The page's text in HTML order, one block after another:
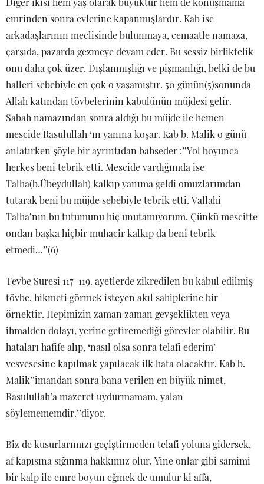
emrinden sonra evlerine kapanmışlardır. Kab ise
arkadaşlarının meclisinde bulunmaya, cemaatle namaza,
çarşıda, pazarda gezmeye devam eder. Bu sessiz birliktelik
onu daha çok üzer. Dışlanmışlığı ve pişmanlığı, belki de bu
halleri sebebiyle en çok o yaşamıştır. 50 günün(5)sonunda
Allah katından tövbelerinin kabulünün müjdesi gelir.
Sabah namazından sonra aldığı bu müjde ile hemen
mescide Rasulullah ‘ın yanına koşar. Kab b. Malik o günü
anlatırken şöyle bir ayrıntıdan bahseder :’’Yol boyunca
herkes beni tebrik etti. Mescide vardığımda ise
Talha(b.Übeydullah) kalkıp yanıma geldi omuzlarımdan
tutarak beni bu müjde sebebiyle tebrik etti. Vallahi
Talha’nın bu tutumunu hiç unutamıyorum. Çünkü mescitte
ondan başka hiçbir muhacir kalkıp da beni tebrik
etmedi…’’(6)
Tevbe Suresi 117-119. ayetlerde zikredilen bu kabul edilmiş
tövbe, hikmeti görmek isteyen akıl sahiplerine bir
örnektir. Hepimizin zaman zaman gevşeklikten veya
ihmalden dolayı, yerine getiremediği görevler olabilir. Bu
hataları hafife alıp, ‘nasıl olsa sonra telafi ederim’
vesvesesine kapılmak yapılacak ilk hata olacaktır. Kab b.
Malik’’imandan sonra bana verilen en büyük nimet,
Rasulullah’a mazeret uydurmamam, yalan
söylemememdir.’’diyor.
Biz de kusurlarımızı geçiştirmeden telafi yoluna gidersek,
af kapısına sığınma hakkımız olur. Yine onlar gibi samimi
bir kalp ile emre boyun eğmek de umulur ki affa,